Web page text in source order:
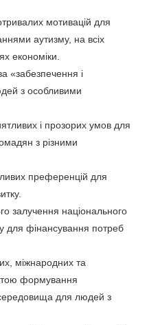
мотивацій для
аутизму, на всіх
економіки.
«забезпечення і
з особливими
і прозорих умов для
з різними
преференцій для
залучення національного
для фінансування потреб
міжнародних та
формування
для людей з